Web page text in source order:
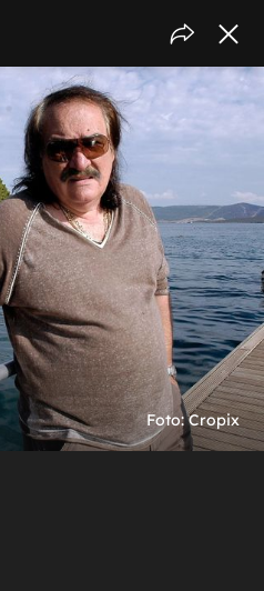
Foto: Cropix